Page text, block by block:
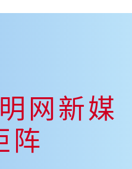
网新媒
阵